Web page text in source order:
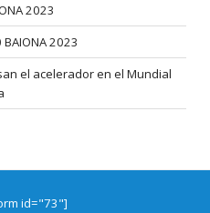
2023
BAIONA 2023
el acelerador en el Mundial
id="73"]